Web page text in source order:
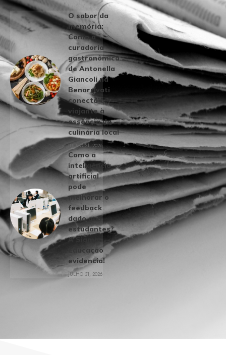
O sabor da
memória:
Como a
curadoria
gastronômica
de Antonella
Giancoli na
Benarrivati
conecta o
viajante à
essência da
culinária local
JULHO 21, 2026
Como a
inteligência
artificial
pode
melhorar o
feedback
dado aos
estudantes?
A Sigma
Educação
evidencia!
JULHO 31, 2026